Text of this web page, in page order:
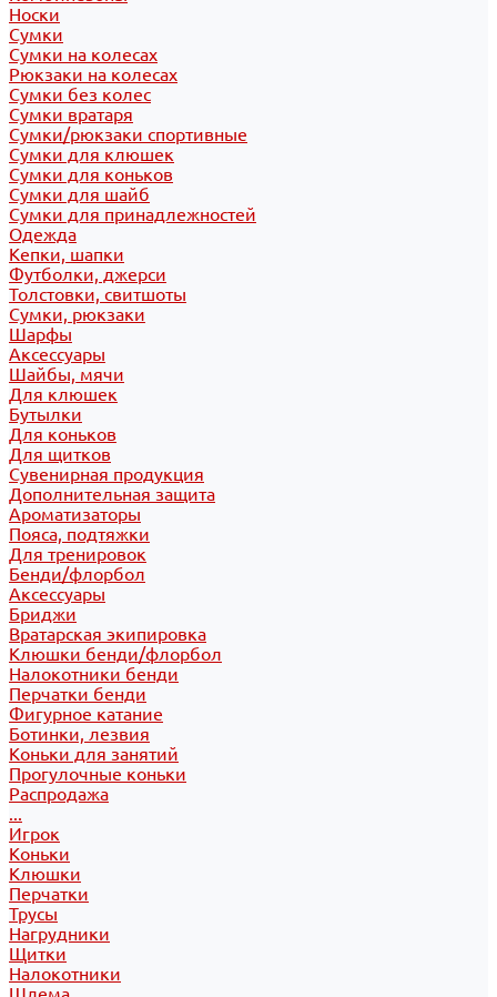
Носки
Сумки
Сумки на колесах
Рюкзаки на колесах
Сумки без колес
Сумки вратаря
Сумки/рюкзаки спортивные
Сумки для клюшек
Сумки для коньков
Сумки для шайб
Сумки для принадлежностей
Одежда
Кепки, шапки
Футболки, джерси
Толстовки, свитшоты
Сумки, рюкзаки
Шарфы
Аксессуары
Шайбы, мячи
Для клюшек
Бутылки
Для коньков
Для щитков
Сувенирная продукция
Дополнительная защита
Ароматизаторы
Пояса, подтяжки
Для тренировок
Бенди/флорбол
Аксессуары
Бриджи
Вратарская экипировка
Клюшки бенди/флорбол
Налокотники бенди
Перчатки бенди
Фигурное катание
Ботинки, лезвия
Коньки для занятий
Прогулочные коньки
Распродажа
...
Игрок
Коньки
Клюшки
Перчатки
Трусы
Нагрудники
Щитки
Налокотники